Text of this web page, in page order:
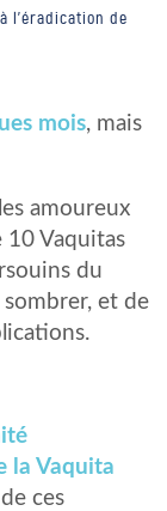
l'éradication de
mois, mais
amoureux
10 Vaquitas
du
et de
la Vaquita
ces